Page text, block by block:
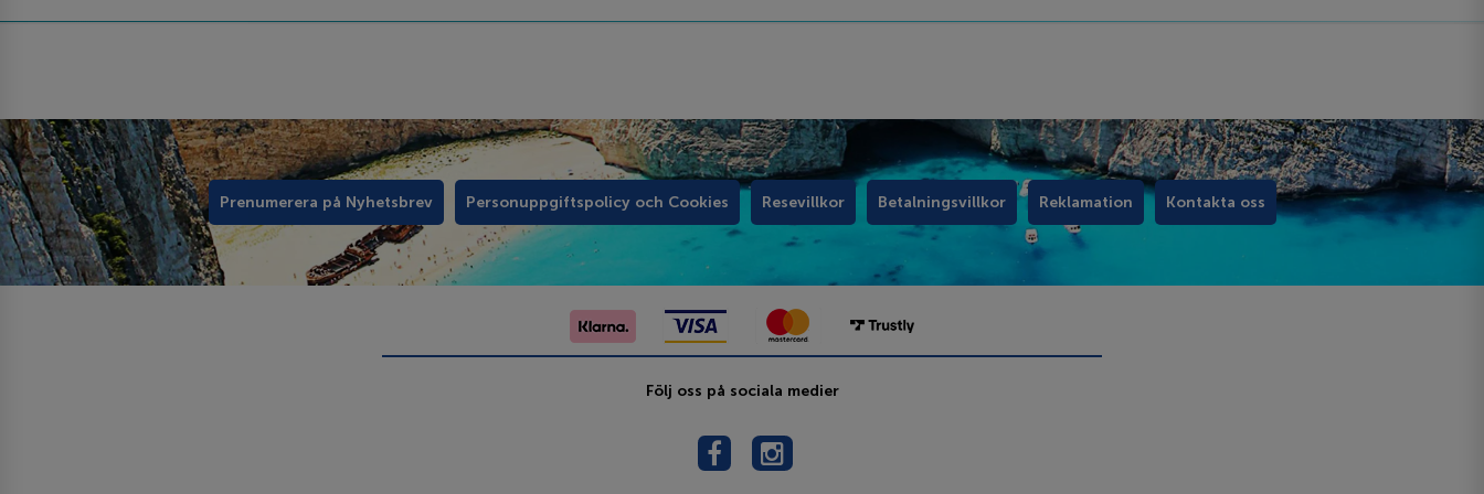
Prenumerera på Nyhetsbrev Personuppgiftspolicy och Cookies Resevillkor Betalningsvillkor Reklamation Kontakta oss
Följ oss på sociala medier